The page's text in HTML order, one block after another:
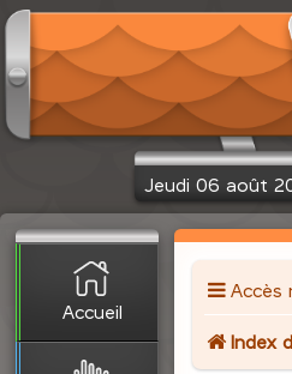
Jeudi 06 août
Accueil
Accès
Index